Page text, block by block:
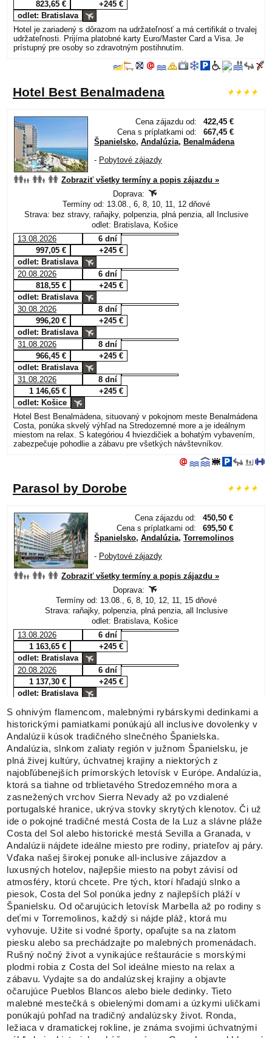
S ohnivým flamencom, malebnými rybárskymi dedinkami a
historickými pamiatkami ponúkajú all inclusive dovolenky v
Andalúzii kúsok tradičného slnečného Španielska.
Andalúzia, slnkom zaliaty región v južnom Španielsku, je
plná živej kultúry, úchvatnej krajiny a niektorých z
najobľúbenejších prímorských letovísk v Európe. Andalúzia,
ktorá sa tiahne od trblietavého Stredozemného mora a
zasnežených vrchov Sierra Nevady až po vzdialené
portugalské hranice, ukrýva stovky skrytých klenotov. Či už
ide o pokojné tradičné mestá Costa de la Luz a slávne pláže
Costa del Sol alebo historické mestá Sevilla a Granada, v
Andalúzii nájdete ideálne miesto pre rodiny, priateľov aj páry.
Vďaka našej širokej ponuke all-inclusive zájazdov a
luxusných hotelov, najlepšie miesto na pobyt závisí od
atmosféry, ktorú chcete. Pre tých, ktorí hľadajú slnko a
piesok, Costa del Sol ponúka jedny z najlepších pláží v
Španielsku. Od očarujúcich letovísk Marbella až po rodiny s
deťmi v Torremolinos, každý si nájde pláž, ktorá mu
vyhovuje. Užite si vodné športy, opaľujte sa na zlatom
piesku alebo sa prechádzajte po malebných promenádach.
Rušný nočný život a vynikajúce reštaurácie s morskými
plodmi robia z Costa del Sol ideálne miesto na relax a
zábavu. Vydajte sa do andalúzskej krajiny a objavte
očarujúce Pueblos Blancos alebo biele dedinky. Tieto
malebné mestečká s obielenými domami a úzkymi uličkami
ponúkajú pohľad na tradičný andalúzsky život. Ronda,
ležiaca v dramatickej rokline, je známa svojimi úchvatnými